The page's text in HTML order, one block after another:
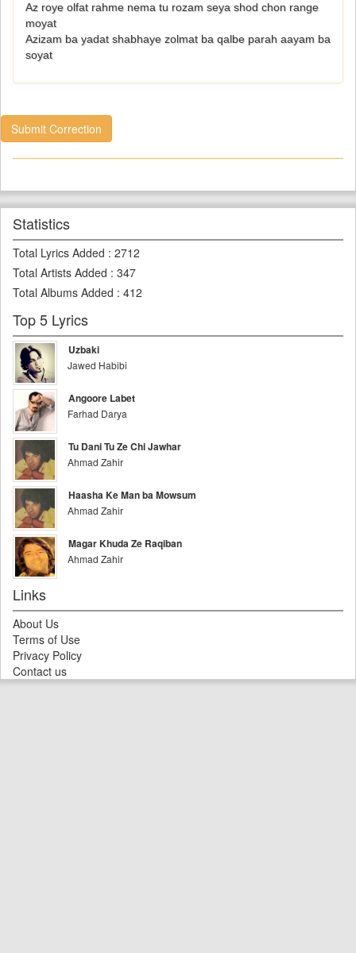
Az roye olfat rahme nema tu rozam seya shod chon range
moyat
Azizam ba yadat shabhaye zolmat ba qalbe parah aayam ba
soyat
Submit Correction
Statistics
Total Lyrics Added : 2712
Total Artists Added : 347
Total Albums Added : 412
Top 5 Lyrics
Uzbaki
Jawed Habibi
Angoore Labet
Farhad Darya
Tu Dani Tu Ze Chi Jawhar
Ahmad Zahir
Haasha Ke Man ba Mowsum
Ahmad Zahir
Magar Khuda Ze Raqiban
Ahmad Zahir
Links
About Us
Terms of Use
Privacy Policy
Contact us